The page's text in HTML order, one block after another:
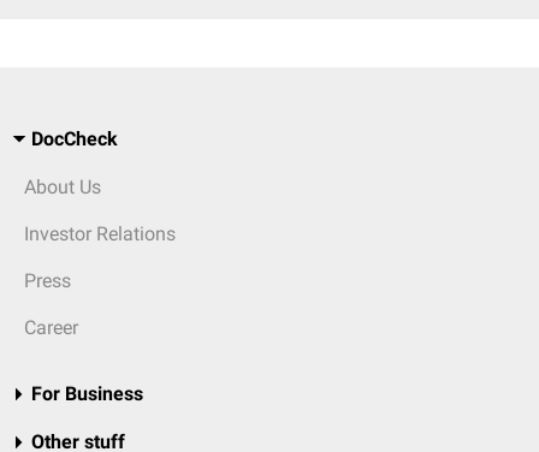
DocCheck
About Us
Investor Relations
Press
Career
For Business
Other stuff